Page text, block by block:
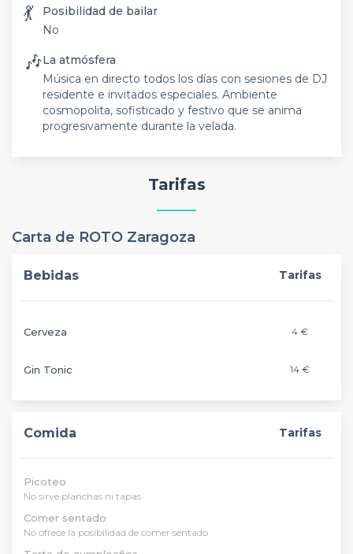
💃
Posibilidad de bailar
No
🎶La atmósfera
Música en directo todos los días con sesiones de DJ
residente e invitados especiales. Ambiente
cosmopolita, sofisticado y festivo que se anima
progresivamente durante la velada.
Tarifas
Carta de ROTO Zaragoza
Bebidas Tarifas
Cerveza 4 €
Gin Tonic 14 €
Comida Tarifas
Picoteo
No sirve planchas ni tapas
Comer sentado
No ofrece la posibilidad de comer sentado